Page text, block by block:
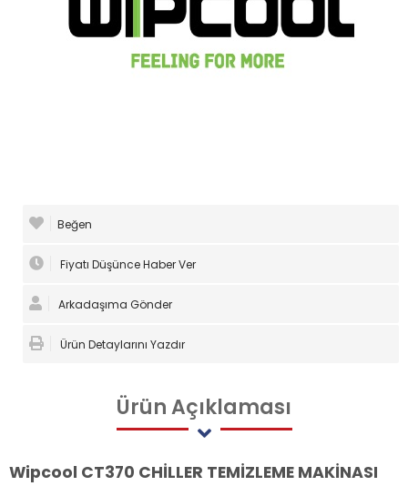
Beğen
Fiyatı Düşünce Haber Ver
Arkadaşıma Gönder
Ürün Detaylarını Yazdır
ÜrünAçıklaması
Wipcool CT370 CHİLLER TEMİZLEME MAKİNASI